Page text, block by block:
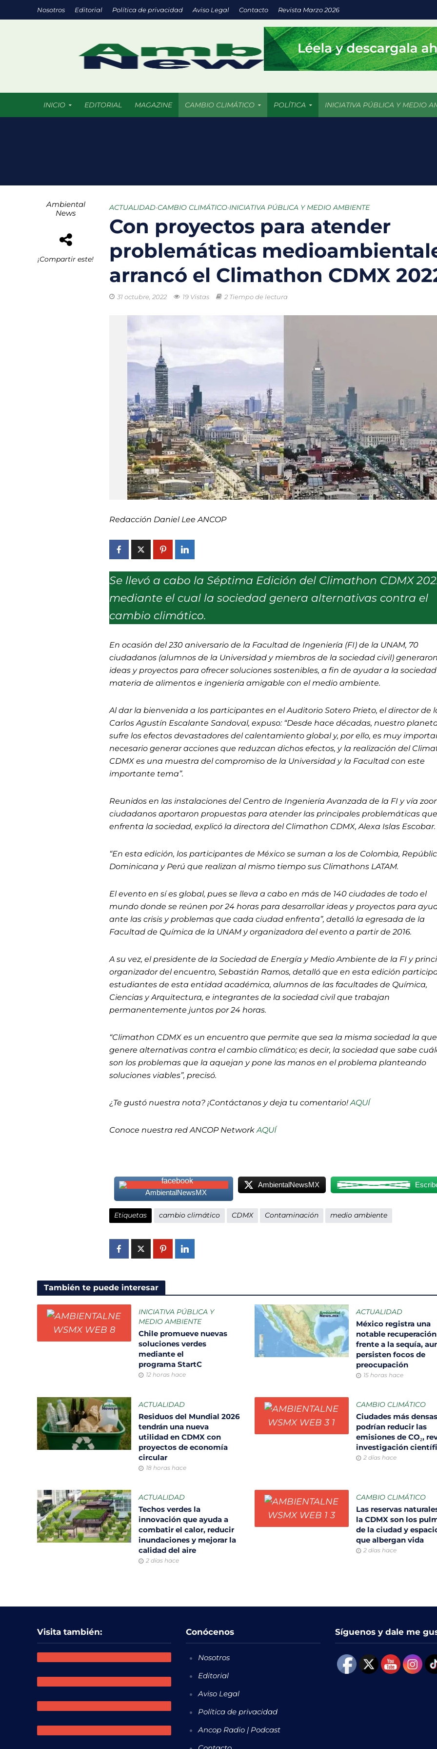
Nosotros Editorial Política de privacidad Aviso Legal Contacto Revista Marzo 2026
INICIO EDITORIAL MAGAZINE CAMBIO CLIMÁTICO POLÍTICA INICIATIVA PÚBLICA Y MEDIO
COLUMNA HORAS EXTRAS México no necesita cifras: necesita empleos
El rastro invisible
Gobierno lanza fondo para impulsar inversiones en proyectos ambientales y
Residuos del Mundial 2026 tendrán una nueva utilidad en CDMX con proyectos de
Nanotecnología y energía solar: la apuesta científica para recuperar el dique San
Ciudades más densas podrían reducir las emisiones de CO₂, revela investigación
Ambiental
News
¡Compartir este!
ACTUALIDAD•CAMBIO CLIMÁTICO•INICIATIVA PÚBLICA Y MEDIO AMBIENTE
Con proyectos para atender
problemáticas
arrancó el Climathon CDMX
31 octubre, 2022 19 Vistas 2 Tiempo de lectura
Redacción Daniel Lee ANCOP
Se llevó a cabo la Séptima Edición del Climathon CDMX
mediante el cual la sociedad genera alternativas contra el
cambio climático.
En ocasión del 230 aniversario de la Facultad de Ingeniería (FI) de la UNAM, 70
ciudadanos (alumnos de la Universidad y miembros de la sociedad civil)
ideas y proyectos para ofrecer soluciones sostenibles, a fin de ayudar a la
materia de alimentos e ingeniería amigable con el medio ambiente.
Al dar la bienvenida a los participantes en el Auditorio Sotero Prieto, el director de
Carlos Agustín Escalante Sandoval, expuso: “Desde hace décadas, nuestro
sufre los efectos devastadores del calentamiento global y, por ello, es muy
necesario generar acciones que reduzcan dichos efectos, y la realización del
CDMX es una muestra del compromiso de la Universidad y la Facultad con este
importante tema”.
Reunidos en las instalaciones del Centro de Ingeniería Avanzada de la FI y vía
ciudadanos aportaron propuestas para atender las principales problemáticas
enfrenta la sociedad, explicó la directora del Climathon CDMX, Alexa Islas
“En esta edición, los participantes de México se suman a los de Colombia,
Dominicana y Perú que realizan al mismo tiempo sus Climathons LATAM.
El evento en sí es global, pues se lleva a cabo en más de 140 ciudades de todo el
mundo donde se reúnen por 24 horas para desarrollar ideas y proyectos para
ante las crisis y problemas que cada ciudad enfrenta”, detalló la egresada de la
Facultad de Química de la UNAM y organizadora del evento a partir de 2016.
A su vez, el presidente de la Sociedad de Energía y Medio Ambiente de la FI y
organizador del encuentro, Sebastián Ramos, detalló que en esta edición
estudiantes de esta entidad académica, alumnos de las facultades de Química,
Ciencias y Arquitectura, e integrantes de la sociedad civil que trabajan
permanentemente juntos por 24 horas.
“Climathon CDMX es un encuentro que permite que sea la misma sociedad la que
genere alternativas contra el cambio climático; es decir, la sociedad que sabe
son los problemas que la aquejan y pone las manos en el problema planteando
soluciones viables”, precisó.
¿Te gustó nuestra nota? ¡Contáctanos y deja tu comentario!AQUÍ
Conoce nuestra red ANCOP NetworkAQUÍ
AmbientalNewsMX
AmbientalNewsMX
Etiquetas cambio climático CDMX Contaminación medio ambiente
También te puede interesar
INICIATIVA PÚBLICA Y
MEDIO AMBIENTE
Chile promueve nuevas
soluciones verdes
mediante el
programa StartC
12 horas hace
ACTUALIDAD
México registra una
notable recuperación
frente a la sequía,
persisten focos de
preocupación
15 horas hace
ACTUALIDAD
Residuos del Mundial 2026
tendrán una nueva
utilidad en CDMX con
proyectos de economía
circular
18 horas hace
CAMBIO CLIMÁTICO
Ciudades más
podrían reducir las
emisiones de CO₂,
investigación
2 días hace
ACTUALIDAD
Techos verdes la
innovación que ayuda a
combatir el calor, reducir
inundaciones y mejorar la
calidad del aire
2 días hace
CAMBIO CLIMÁTICO
Las reservas
la CDMX son los
de la ciudad y
que albergan vida
2 días hace
Visita también: Conócenos
Nosotros
Editorial
Aviso Legal
Política de privacidad
Ancop Radio | Podcast
Síguenos y dale me